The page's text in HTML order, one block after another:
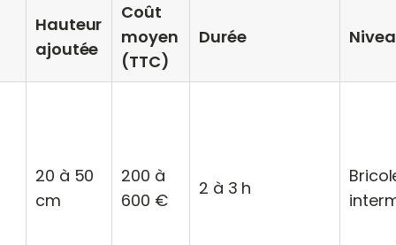
Hauteur
ajoutée
Coût
moyen
(TTC)
Durée
20 à 50
cm
200 à
600 €
2 à 3 h